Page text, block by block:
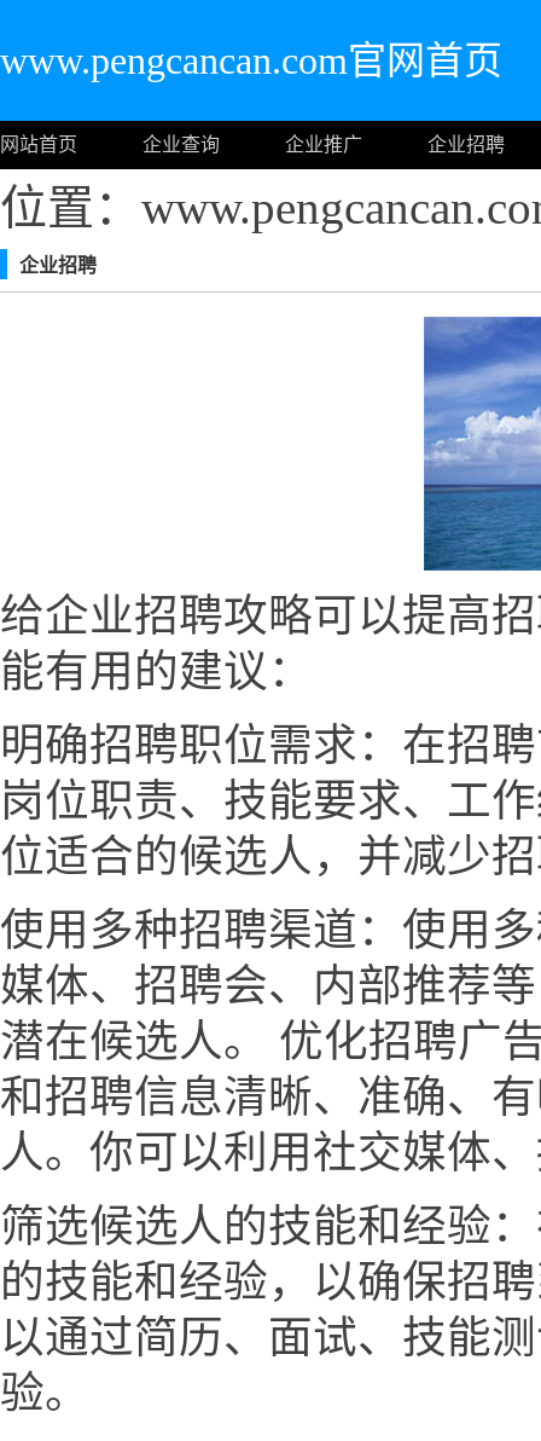
www.pengcancan.com官网首页
网站首页 企业查询 企业推广 企业招聘
位置：
企业招聘
给企业招聘攻略可以提高
能有用的建议：
明确招聘职位需求：在招
岗位职责、技能要求、工
位适合的候选人，并减少
使用多种招聘渠道：使用
媒体、招聘会、内部推荐
潜在候选人。 优化招聘广
和招聘信息清晰、准确、
人。你可以利用社交媒体
筛选候选人的技能和经验
的技能和经验，以确保招
以通过简历、面试、技能
验。